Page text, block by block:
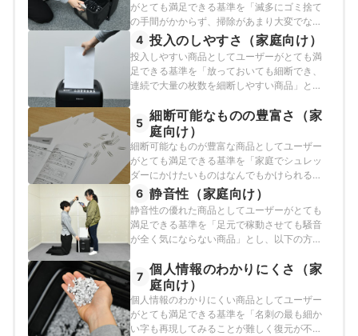
がとても満足できる基準を「滅多にゴミ捨て
の手間がかからず、掃除があまり大変でない
商品」とし、以下の方法で各商品の検証を行
いました。
4 投入のしやすさ（家庭向け）
投入しやすい商品としてユーザーがとても満
足できる基準を「放っておいても細断でき、
連続で大量の枚数を細断しやすい商品」と
5 細断可能なものの豊富さ（家
庭向け）
細断可能なものが豊富な商品としてユーザー
がとても満足できる基準を「家庭でシュレッ
ダーにかけたいものはなんでもかけられる商
品」とし、以下の方法で各商品の検証を行い
ました。
6 静音性（家庭向け）
静音性の優れた商品としてユーザーがとても
満足できる基準を「足元で稼動させても騒音
が全く気にならない商品」とし、以下の方法
7 個人情報のわかりにくさ（家
庭向け）
個人情報のわかりにくい商品としてユーザー
がとても満足できる基準を「名刺の最も細か
い字も再現してみることが難しく復元が不可